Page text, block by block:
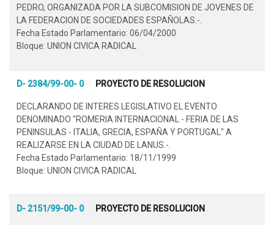
PEDRO, ORGANIZADA POR LA SUBCOMISION DE JOVENES DE
LA FEDERACION DE SOCIEDADES ESPAÑOLAS.-.
Fecha Estado Parlamentario: 06/04/2000
Bloque: UNION CIVICA RADICAL
D- 2384/99-00- 0 PROYECTO DE RESOLUCION
DECLARANDO DE INTERES LEGISLATIVO EL EVENTO
DENOMINADO "ROMERIA INTERNACIONAL - FERIA DE LAS
PENINSULAS - ITALIA, GRECIA, ESPAÑA Y PORTUGAL" A
REALIZARSE EN LA CIUDAD DE LANUS.-.
Fecha Estado Parlamentario: 18/11/1999
Bloque: UNION CIVICA RADICAL
D- 2151/99-00- 0 PROYECTO DE RESOLUCION